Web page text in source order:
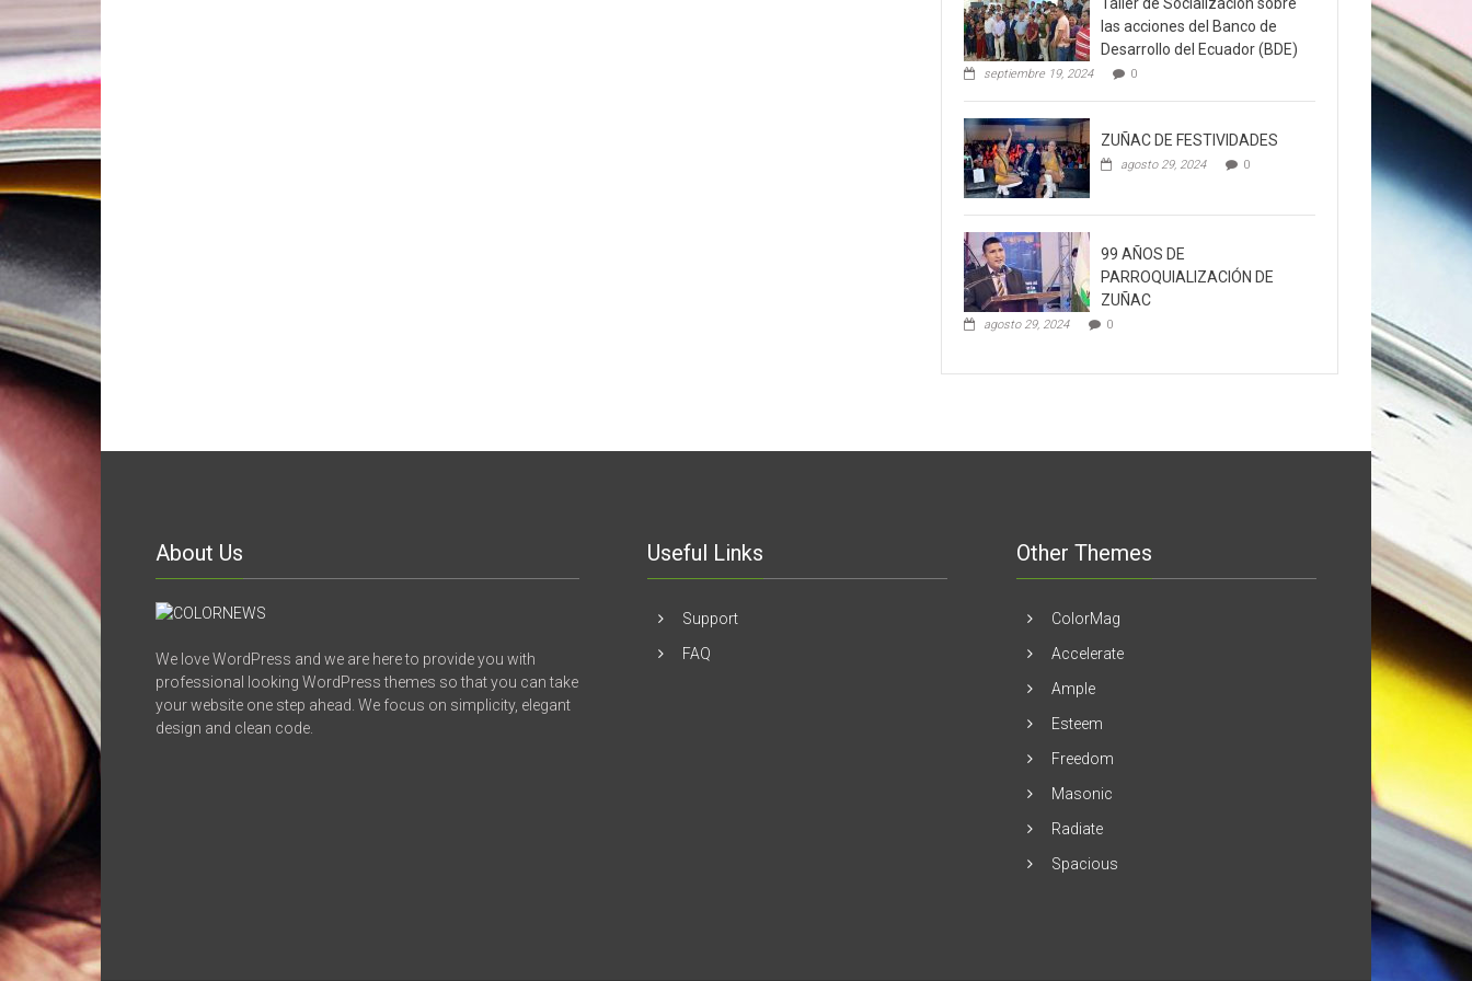
las acciones del Banco de
Desarrollo del Ecuador (BDE)
septiembre 19, 2024 0
ZUÑAC DE FESTIVIDADES
agosto 29, 2024 0
99 AÑOS DE
PARROQUIALIZACIÓN DE
ZUÑAC
agosto 29, 2024 0
About Us
We love WordPress and we are here to provide you with
professional looking WordPress themes so that you can take
your website one step ahead. We focus on simplicity, elegant
design and clean code.
Useful Links
Support
FAQ
Other Themes
ColorMag
Accelerate
Ample
Esteem
Freedom
Masonic
Radiate
Spacious